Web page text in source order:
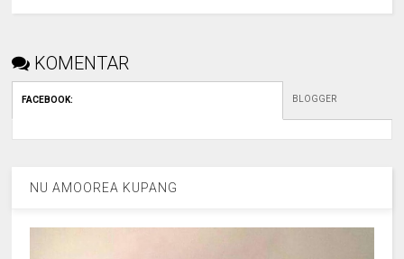
KOMENTAR
FACEBOOK: BLOGGER
NU AMOOREA KUPANG